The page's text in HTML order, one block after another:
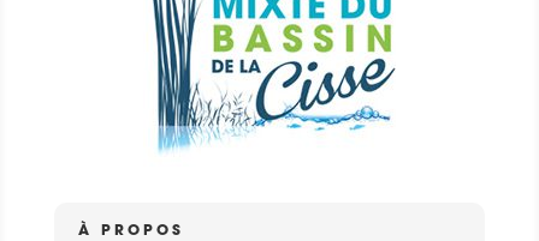
À PROPOS